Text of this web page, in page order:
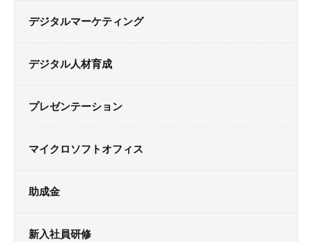
デジタルマーケティング
デジタル人材育成
プレゼンテーション
マイクロソフトオフィス
助成金
新入社員研修